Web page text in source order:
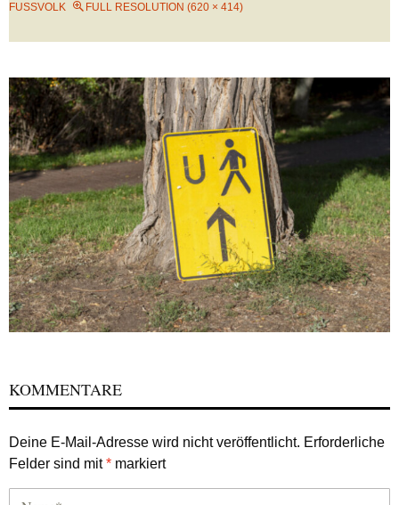
FUSSVOLK
FULL RESOLUTION (620 × 414)
KOMMENTARE
Deine E-Mail-Adresse wird nicht veröffentlicht. Erforderliche
Felder sind mit* markiert